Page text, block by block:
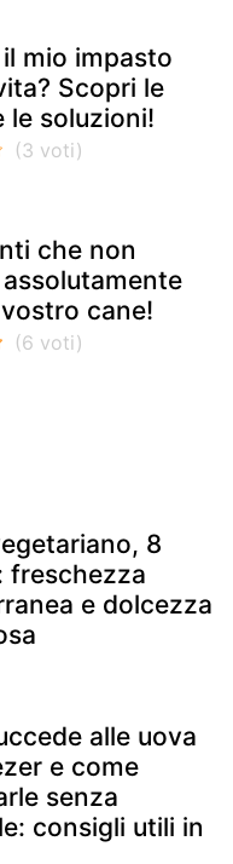
mio impasto
Scopri le
le soluzioni!
che non
cane!
8
freschezza
e dolcezza
alle uova
e come
senza
consigli utili in